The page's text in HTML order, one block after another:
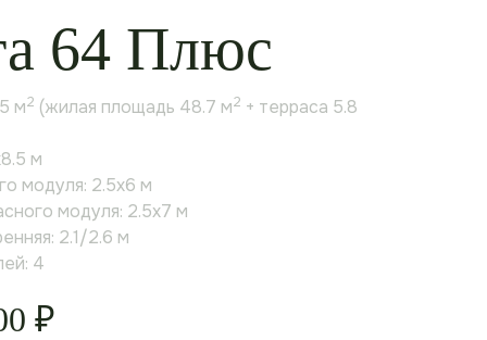
64 Плюс
м2 (жилая площадь 48.7 м2 + терраса 5.8
м
модуля: 2.5х6 м
модуля: 2.5х7 м
2.1/2.6 м
4
₽